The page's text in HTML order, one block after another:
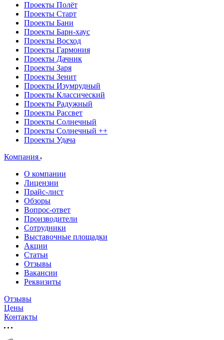
Проекты Полёт
Проекты Старт
Проекты Бани
Проекты Барн-хаус
Проекты Восход
Проекты Гармония
Проекты Дачник
Проекты Заря
Проекты Зенит
Проекты Изумрудный
Проекты Классический
Проекты Радужный
Проекты Рассвет
Проекты Солнечный
Проекты Солнечный ++
Проекты Удача
Компания
О компании
Лицензии
Прайс-лист
Обзоры
Вопрос-ответ
Производители
Сотрудники
Выставочные площадки
Акции
Статьи
Отзывы
Вакансии
Реквизиты
Отзывы
Цены
Контакты